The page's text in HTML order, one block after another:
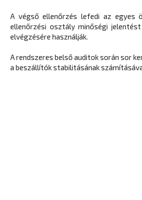
A végső ellenőrzés lefedi az egyes
ellenőrzési osztály minőségi
elvégzésére használják.
A rendszeres belső auditok során sor
a beszállítók stabilitásának